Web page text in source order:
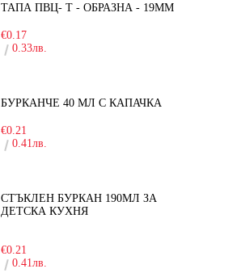
ТАПА ПВЦ- Т - ОБРАЗНА - 19ММ
€0.17
0.33лв.
БУРКАНЧЕ 40 МЛ С КАПАЧКА
€0.21
0.41лв.
СТЪКЛЕН БУРКАН 190МЛ ЗА
ДЕТСКА КУХНЯ
€0.21
0.41лв.